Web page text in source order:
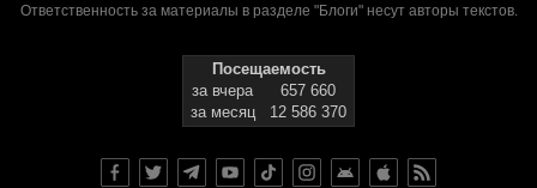
Ответственность за материалы в разделе "Блоги" несут авторы текстов.
Посещаемость
за вчера
657 660
за месяц
12 586 370